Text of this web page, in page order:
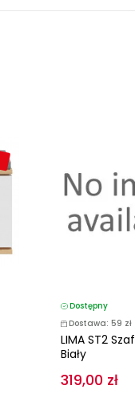
Dostępny
Dostawa: 59 zł
LIMA ST2
Biały
319,00 zł